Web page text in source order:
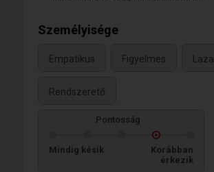
Személyisége
Empatikus Figyelmes Laza
Rendszerető
Pontosság
Mindig késik
Korábban
érkezik